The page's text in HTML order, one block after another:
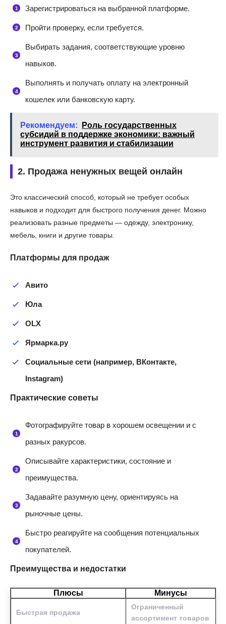
Зарегистрироваться на выбранной платформе.
Пройти проверку, если требуется.
Выбирать задания, соответствующие уровню
навыков.
Выполнять и получать оплату на электронный
кошелек или банковскую карту.
Рекомендуем:
Роль государственных
субсидий в поддержке экономики: важный
инструмент развития и стабилизации
2. Продажа ненужных вещей онлайн
Это классический способ, который не требует особых
навыков и подходит для быстрого получения денег. Можно
реализовать разные предметы — одежду, электронику,
мебель, книги и другие товары.
Платформы для продаж
Авито
Юла
OLX
Ярмарка.ру
Социальные сети (например, ВКонтакте,
Instagram)
Практические советы
Фотографируйте товар в хорошем освещении и с
разных ракурсов.
Описывайте характеристики, состояние и
преимущества.
Задавайте разумную цену, ориентируясь на
рыночные цены.
Быстро реагируйте на сообщения потенциальных
покупателей.
Преимущества и недостатки
Плюсы Минусы
Быстрая продажа
Ограниченный
ассортимент товаров